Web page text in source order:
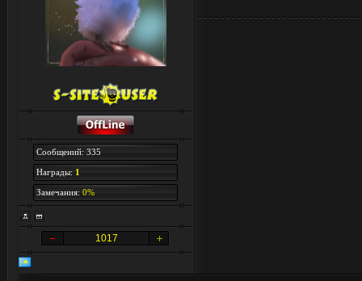
Сообщений: 335
Награды: 1
Замечания: 0%
1017